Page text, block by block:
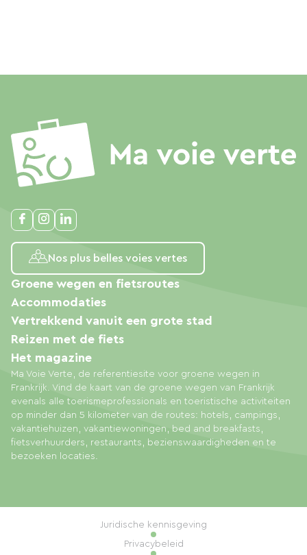
Nos plus belles voies vertes
Ma Voie Verte, de referentiesite voor groene wegen in
Frankrijk. Vind de kaart van de groene wegen van Frankrijk
evenals alle toerismeprofessionals en toeristische activiteiten
op minder dan 5 kilometer van de routes: hotels, campings,
vakantiehuizen, vakantiewoningen, bed and breakfasts,
fietsverhuurders, restaurants, bezienswaardigheden en te
bezoeken locaties.
Groene wegen en fietsroutes
Accommodaties
Vertrekkend vanuit een grote stad
Reizen met de fiets
Het magazine
Juridische kennisgeving
Privacybeleid